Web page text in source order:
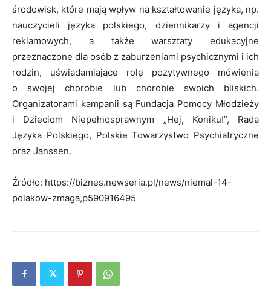
środowisk, które mają wpływ na kształtowanie języka, np.
nauczycieli języka polskiego, dziennikarzy i agencji
reklamowych, a także warsztaty edukacyjne
przeznaczone dla osób z zaburzeniami psychicznymi i ich
rodzin, uświadamiające rolę pozytywnego mówienia
o swojej chorobie lub chorobie swoich bliskich.
Organizatorami kampanii są Fundacja Pomocy Młodzieży
i Dzieciom Niepełnosprawnym „Hej, Koniku!”, Rada
Języka Polskiego, Polskie Towarzystwo Psychiatryczne
oraz Janssen.
Źródło: https://biznes.newseria.pl/news/niemal-14-
polakow-zmaga,p590916495